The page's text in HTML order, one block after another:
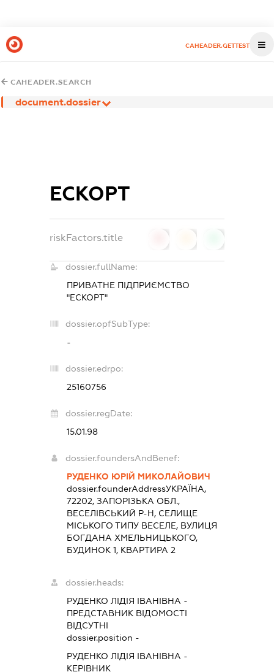
CAHEADER.GETTEST
CAHEADER.SEARCH
document.dossier
ЕСКОРТ
riskFactors.title
dossier.fullName:
ПРИВАТНЕ ПІДПРИЄМСТВО
"ЕСКОРТ"
dossier.opfSubType:
-
dossier.edrpo:
25160756
dossier.regDate:
15.01.98
dossier.foundersAndBenef:
РУДЕНКО ЮРІЙ МИКОЛАЙОВИЧ
dossier.founderAddressУКРАЇНА,
72202, ЗАПОРІЗЬКА ОБЛ.,
ВЕСЕЛІВСЬКИЙ Р-Н, СЕЛИЩЕ
МІСЬКОГО ТИПУ ВЕСЕЛЕ, ВУЛИЦЯ
БОГДАНА ХМЕЛЬНИЦЬКОГО,
БУДИНОК 1, КВАРТИРА 2
dossier.heads:
РУДЕНКО ЛІДІЯ ІВАНІВНА -
ПРЕДСТАВНИК ВІДОМОСТІ
ВІДСУТНІ
dossier.position -
РУДЕНКО ЛІДІЯ ІВАНІВНА -
КЕРІВНИК